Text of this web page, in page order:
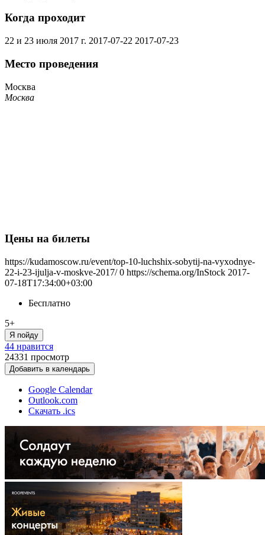
Когда проходит
22 и 23 июля 2017 г. 2017-07-22 2017-07-23
Место проведения
Москва
Москва
Цены на билеты
https://kudamoscow.ru/event/top-10-luchshix-sobytij-na-vyxodnye-
22-i-23-ijulja-v-moskve-2017/ 0 https://schema.org/InStock 2017-
07-18T17:34:00+03:00
Бесплатно
5+
Я пойду
44 нравится
24331 просмотр
Добавить в календарь
Google Calendar
Outlook.com
Скачать .ics